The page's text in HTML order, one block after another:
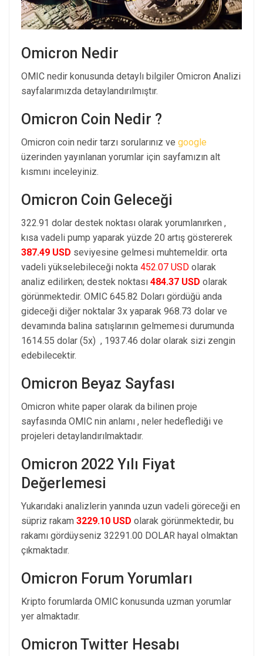
Omicron Nedir
OMIC nedir konusunda detaylı bilgiler Omicron Analizi
sayfalarımızda detaylandırılmıştır.
Omicron Coin Nedir ?
Omicron coin nedir tarzı sorularınız ve google
üzerinden yayınlanan yorumlar için sayfamızın alt
kısmını inceleyiniz.
Omicron Coin Geleceği
322.91 dolar destek noktası olarak yorumlanırken ,
kısa vadeli pump yaparak yüzde 20 artış göstererek
387.49 USD seviyesine gelmesi muhtemeldir. orta
vadeli yükselebileceği nokta 452.07 USD olarak
analiz edilirken; destek noktası 484.37 USD olarak
görünmektedir. OMIC 645.82 Doları gördüğü anda
gideceği diğer noktalar 3x yaparak 968.73 dolar ve
devamında balina satışlarının gelmemesi durumunda
1614.55 dolar (5x) , 1937.46 dolar olarak sizi zengin
edebilecektir.
Omicron Beyaz Sayfası
Omicron white paper olarak da bilinen proje
sayfasında OMIC nin anlamı , neler hedeflediği ve
projeleri detaylandırılmaktadır.
Omicron 2022 Yılı Fiyat
Değerlemesi
Yukarıdaki analizlerin yanında uzun vadeli göreceği en
süpriz rakam 3229.10 USD olarak görünmektedir, bu
rakamı gördüyseniz 32291.00 DOLAR hayal olmaktan
çıkmaktadır.
Omicron Forum Yorumları
Kripto forumlarda OMIC konusunda uzman yorumlar
yer almaktadır.
Omicron Twitter Hesabı